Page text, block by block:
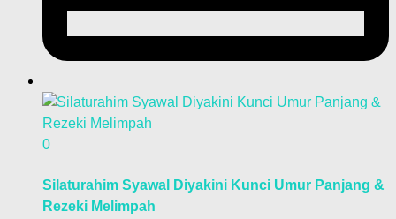
0
Silaturahim Syawal Diyakini Kunci Umur Panjang &
Rezeki Melimpah